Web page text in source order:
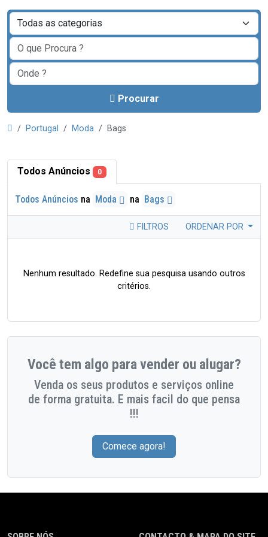
Procurar
Portugal Moda Bags
Todos Anúncios 0
Todos Anúncios na Moda na Bags
FILTROS ORDENAR POR
Nenhum resultado. Redefine sua pesquisa usando outros
critérios.
Você tem algo para vender ou alugar?
Venda os seus produtos e serviços online
de forma gratuita. E mais facil do que pensa
!!!
Comece agora!